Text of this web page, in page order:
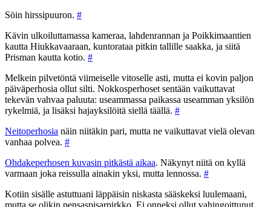
Söin hirssipuuron. #
Kävin ulkoiluttamassa kameraa, lahdenrannan ja Poikkimaantien
kautta Hiukkavaaraan, kuntorataa pitkin tallille saakka, ja siitä
Prisman kautta kotio. #
Melkein pilvetöntä viimeiselle vitoselle asti, mutta ei kovin paljon
päiväperhosia ollut silti. Nokkosperhoset sentään vaikuttavat
tekevän vahvaa paluuta: useammassa paikassa useamman yksilön
rykelmiä, ja lisäksi hajayksilöitä siellä täällä. #
Neitoperhosia näin niitäkin pari, mutta ne vaikuttavat vielä olevan
vanhaa polvea. #
Ohdakeperhosen kuvasin pitkästä aikaa. Näkynyt niitä on kyllä
varmaan joka reissulla ainakin yksi, mutta lennossa. #
Kotiin sisälle astuttuani läppäisin niskasta sääskeksi luulemaani,
mutta se olikin pensaspisarpirkko. Ei onneksi ollut vahingoittunut,